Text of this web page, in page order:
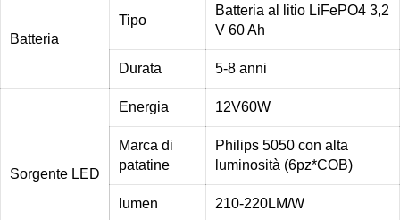
Batteria
Tipo
Batteria al litio LiFePO4 3,2
V 60 Ah
Durata 5-8 anni
Sorgente LED
Energia 12V60W
Marca di
patatine
Philips 5050 con alta
luminosità (6pz*COB)
lumen 210-220LM/W